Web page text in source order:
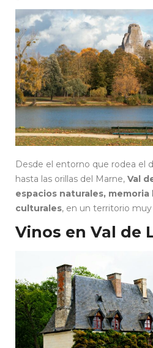
Desde el entorno que rodea el
hasta las orillas del Marne, Val
espacios naturales,
culturales, en un territorio
Vinos en Val de